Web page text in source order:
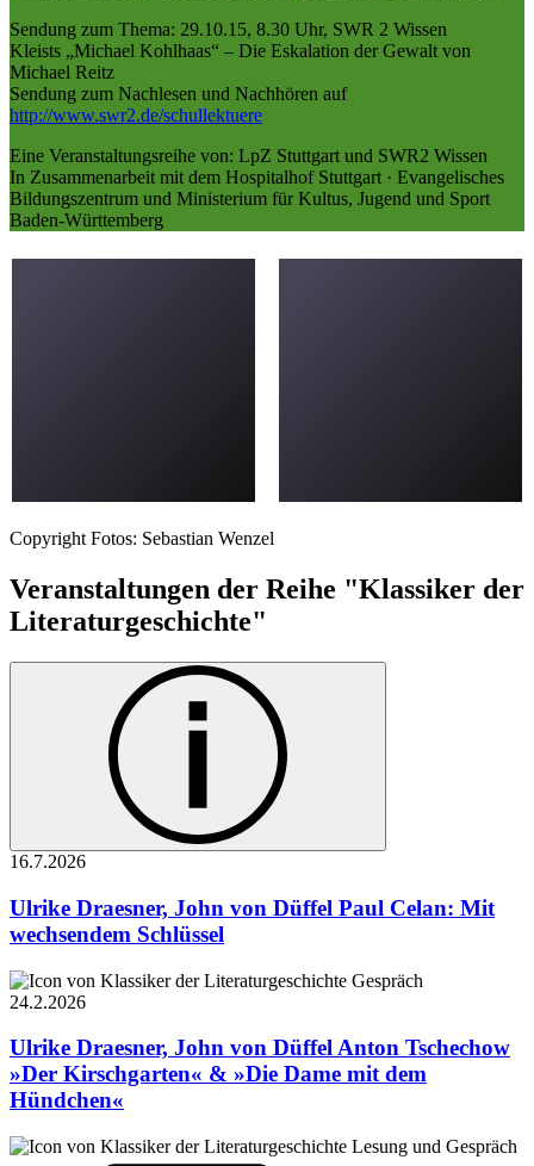
Sendung zum Thema: 29.10.15, 8.30 Uhr, SWR 2 Wissen
Kleists „Michael Kohlhaas“ – Die Eskalation der Gewalt von
Michael Reitz
Sendung zum Nachlesen und Nachhören auf
http://www.swr2.de/schullektuere
Eine Veranstaltungsreihe von: LpZ Stuttgart und SWR2 Wissen
In Zusammenarbeit mit dem Hospitalhof Stuttgart · Evangelisches
Bildungszentrum und Ministerium für Kultus, Jugend und Sport
Baden-Württemberg
Copyright Fotos: Sebastian Wenzel
Veranstaltungen der Reihe "Klassiker der
Literaturgeschichte"
16.7.2026
Ulrike Draesner, John von Düffel Paul Celan: Mit
wechsendem Schlüssel
Gespräch
24.2.2026
Ulrike Draesner, John von DüffelAnton Tschechow
»Der Kirschgarten« & »Die Dame mit dem
Hündchen«
Lesung und Gespräch